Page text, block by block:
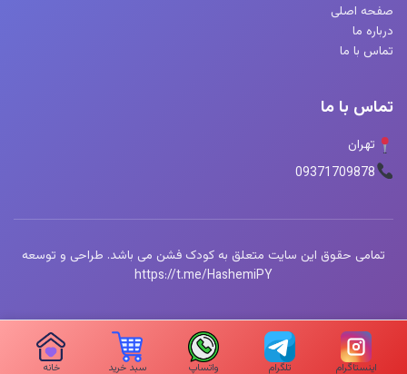
صفحه اصلی
درباره ما
تماس با ما
تماس با ما
تهران
09371709878
تمامی حقوق این سایت متعلق به کودک فشن می باشد. طراحی و توسعه
https://t.me/HashemiPY
اینستاگرام تلگرام واتساپ سبد خرید خانه